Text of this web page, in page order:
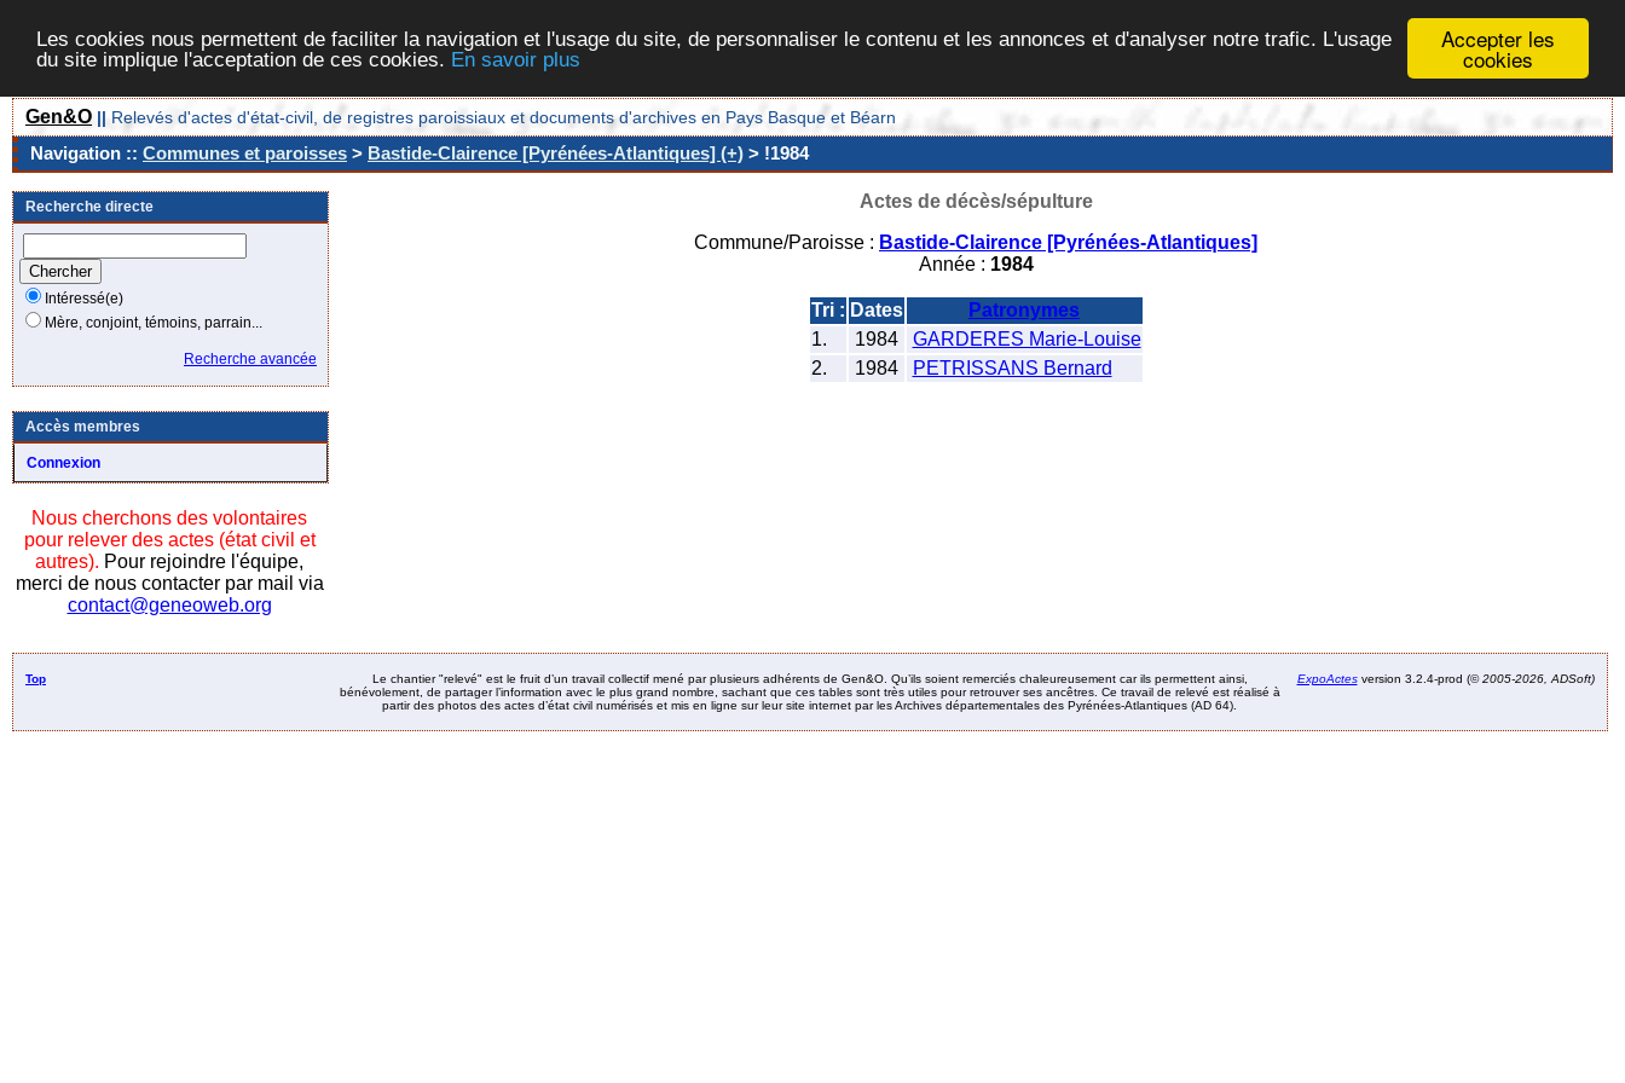
Accepter les
cookies
Les cookies nous permettent de faciliter la navigation et l'usage du site, de personnaliser le contenu et les annonces et d'analyser notre trafic. L'usage
du site implique l'acceptation de ces cookies. En savoir plus
Gen&O || Relevés d'actes d'état-civil, de registres paroissiaux et documents d'archives en Pays Basque et Béarn
Navigation :: Communes et paroisses > Bastide-Clairence [Pyrénées-Atlantiques] (+) > !1984
Recherche directe
Intéressé(e)
Mère, conjoint, témoins, parrain...
Recherche avancée
Accès membres
Connexion
Nous cherchons des volontaires
pour relever des actes (état civil et
autres). Pour rejoindre l'équipe,
merci de nous contacter par mail via
contact@geneoweb.org
Actes de décès/sépulture
Commune/Paroisse : Bastide-Clairence [Pyrénées-Atlantiques]
Année : 1984
Tri : Dates
Patronymes
1.
1984
GARDERES Marie-Louise
2.
1984 PETRISSANS Bernard
Top
Le chantier "relevé" est le fruit d’un travail collectif mené par plusieurs adhérents de Gen&O. Qu’ils soient remerciés chaleureusement car ils permettent ainsi,
bénévolement, de partager l’information avec le plus grand nombre, sachant que ces tables sont très utiles pour retrouver ses ancêtres. Ce travail de relevé est réalisé à
partir des photos des actes d’état civil numérisés et mis en ligne sur leur site internet par les Archives départementales des Pyrénées-Atlantiques (AD 64).
ExpoActesversion 3.2.4-prod (©2005-2026, ADSoft)